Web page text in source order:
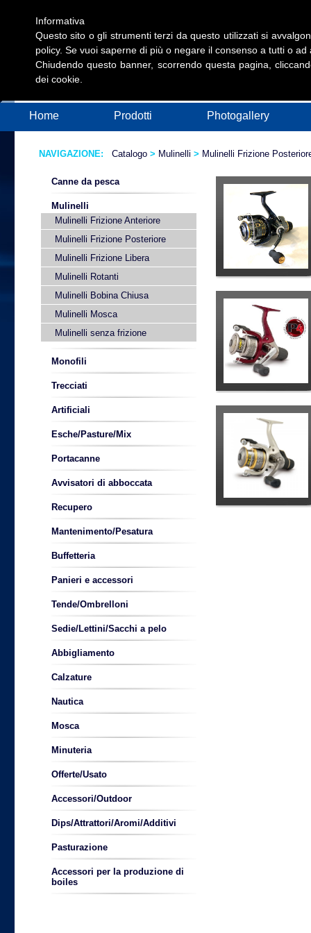
Home Prodotti Photogallery
Canne da pesca
Mulinelli
Mulinelli Frizione Anteriore
Mulinelli Frizione Posteriore
Mulinelli Frizione Libera
Mulinelli Rotanti
Mulinelli Bobina Chiusa
Mulinelli Mosca
Mulinelli senza frizione
Monofili
Trecciati
Artificiali
Esche/Pasture/Mix
Portacanne
Avvisatori di abboccata
Recupero
Mantenimento/Pesatura
Buffetteria
Panieri e accessori
Tende/Ombrelloni
Sedie/Lettini/Sacchi a pelo
Abbigliamento
Calzature
Nautica
Mosca
Minuteria
Offerte/Usato
Accessori/Outdoor
Dips/Attrattori/Aromi/Additivi
Pasturazione
Accessori per la produzione di
boiles
NAVIGAZIONE: Catalogo > Mulinelli > Mulinelli Frizione
Informativa
Questo sito o gli strumenti terzi da questo utilizzati si
policy. Se vuoi saperne di più o negare il consenso a tutti o
Chiudendo questo banner, scorrendo questa pagina,
dei cookie.